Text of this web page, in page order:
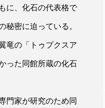
に、化石の代表格で
秘密に迫っている。
竜の「トゥプクスア
った同館所蔵の化石
門家が研究のため同